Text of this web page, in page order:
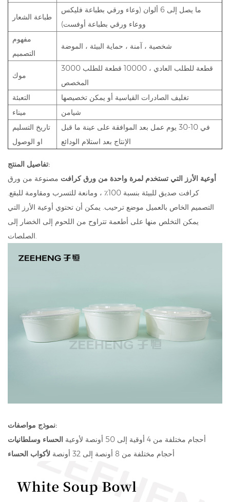
طباعة الشعار
ما يصل إلى 6 ألوان (وعاء ورقي بطباعة فليكس
ووعاء ورقي بطباعة أوفست)
مفهوم
التصميم
شخصية ، آمنة ، حماية البيئة ، الموضة
موك
3000 قطعة للطلب العادي ، 10000 قطعة للطلب
المخصص
التعبئة
تغليف الصادرات القياسية أو يمكن تخصيصها
ميناء
شيامن
تاريخ التسليم
او الوصول
في 10-30 يوم عمل بعد الموافقة على عينة ما قبل
الإنتاج بعد استلام الودائع
تفاصيل المنتج:
أوعية الأرز التي تستخدم لمرة واحدة من ورق كرافت مصنوعة من ورق
كرافت صديق للبيئة بنسبة 100٪ ، ومانعة للتسرب ومقاومة للبقع.
التصميم الخاص بالعميل موضع ترحيب. يمكن أن تحتوي أوعية الأرز التي
يمكن التخلص منها على أطعمة تتراوح من اللحوم إلى الخضار إلى
الصلصات.
نموذج مواصفات:
أحجام مختلفة من 4 أوقية إلى 50 أونصة لأوعية
الحساء وسلطانيات
أحجام مختلفة من 8 أونصة إلى 32 أونصة
لأكواب الحساء